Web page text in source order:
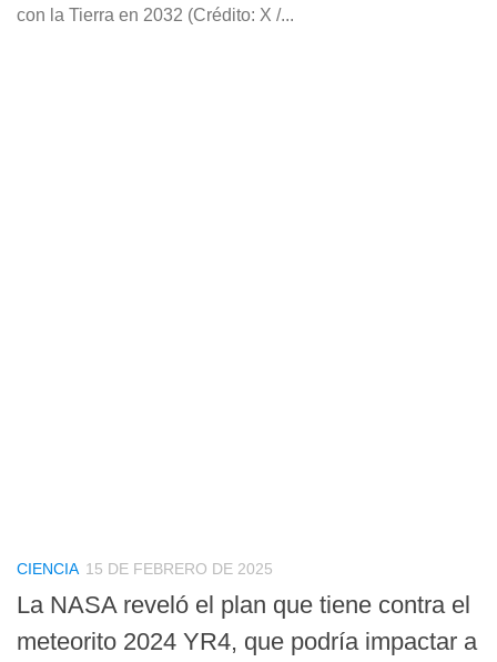
con la Tierra en 2032 (Crédito: X /...
CIENCIA 15 DE FEBRERO DE 2025
La NASA reveló el plan que tiene contra el
meteorito 2024 YR4, que podría impactar a